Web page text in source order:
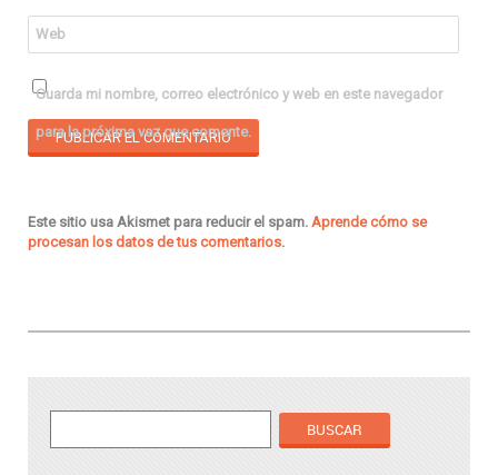
Web
Guarda mi nombre, correo electrónico y web en este navegador
para la próxima vez que comente.
Este sitio usa Akismet para reducir el spam. Aprende cómo se
procesan los datos de tus comentarios.